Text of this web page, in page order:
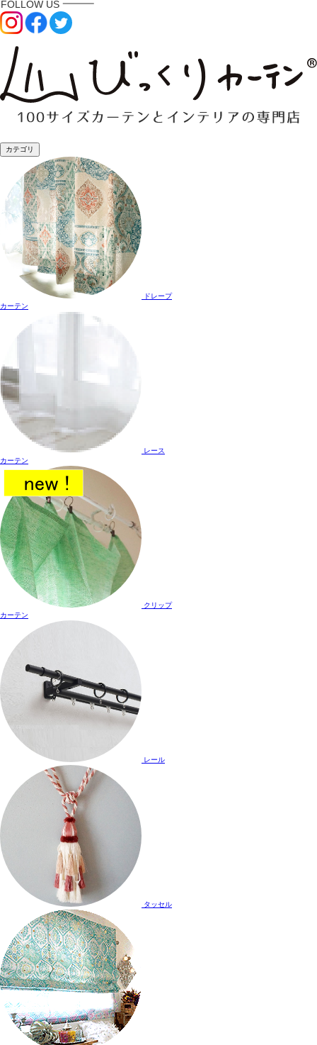
カテゴリ
ドレープ
カーテン
レース
カーテン
クリップ
カーテン
レール
タッセル